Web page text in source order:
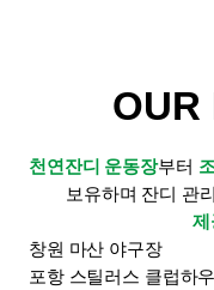
OUR
천연잔디 운동장부터
보유하며 잔디 관
제
창원 마산 야구장
포항 스틸러스 클럽하